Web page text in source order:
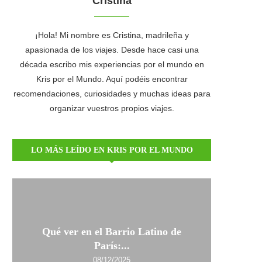
¡Hola! Mi nombre es Cristina, madrileña y
apasionada de los viajes. Desde hace casi una
década escribo mis experiencias por el mundo en
Kris por el Mundo. Aquí podéis encontrar
recomendaciones, curiosidades y muchas ideas para
organizar vuestros propios viajes.
LO MÁS LEÍDO EN KRIS POR EL MUNDO
Qué ver en el Barrio Latino de
París:...
08/12/2025